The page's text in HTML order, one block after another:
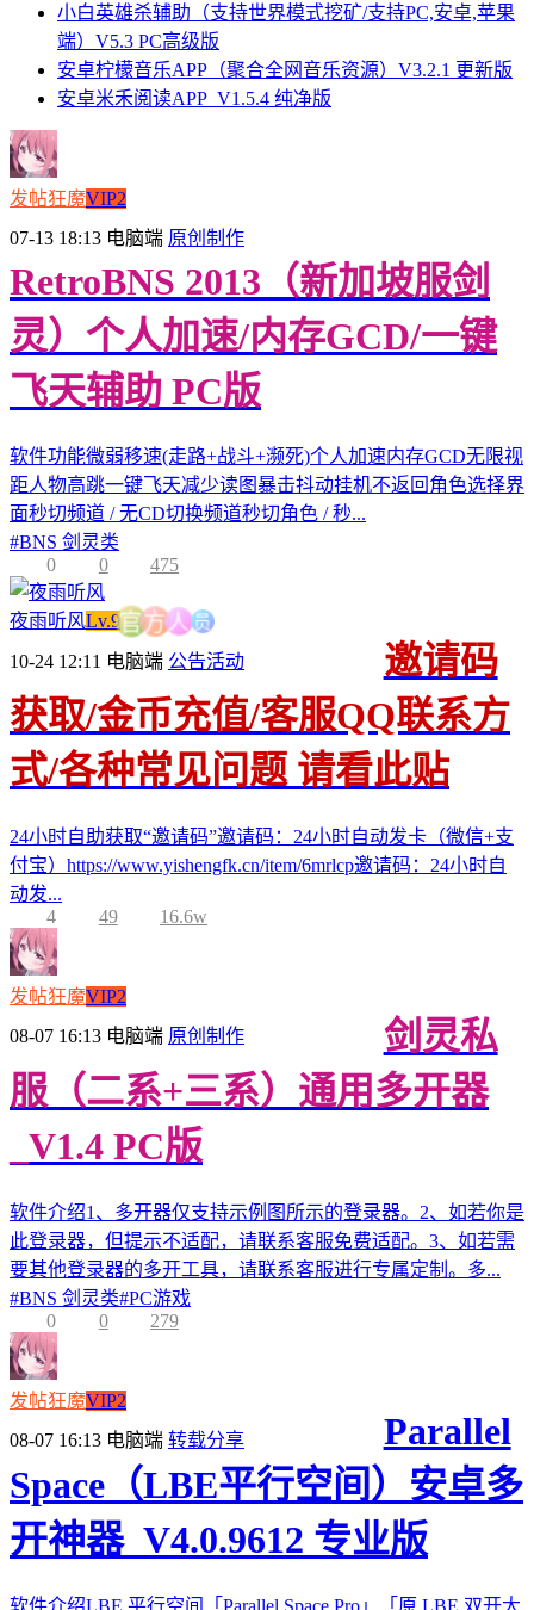
小白英雄杀辅助（支持世界模式挖矿/支持PC,安卓,苹果
端）V5.3 PC高级版
安卓柠檬音乐APP（聚合全网音乐资源）V3.2.1 更新版
安卓米禾阅读APP_V1.5.4 纯净版
发帖狂魔VIP2
07-13 18:13 电脑端 原创制作
RetroBNS 2013（新加坡服剑
灵）个人加速/内存GCD/一键
飞天辅助 PC版
软件功能微弱移速(走路+战斗+濒死)个人加速内存GCD无限视
距人物高跳一键飞天减少读图暴击抖动挂机不返回角色选择界
面秒切频道 / 无CD切换频道秒切角色 / 秒...
#BNS 剑灵类
0
0 475
夜雨听风Lv.9官 方 人员
10-24 12:11 电脑端 公告活动
邀请码
获取/金币充值/客服QQ联系方
式/各种常见问题 请看此贴
24小时自助获取“邀请码”邀请码：24小时自动发卡（微信+支
付宝）https://www.yishengfk.cn/item/6mrlcp邀请码：24小时自
动发...
4
49 16.6w
发帖狂魔VIP2
08-07 16:13 电脑端 原创制作
剑灵私
服（二系+三系）通用多开器
_V1.4 PC版
软件介绍1、多开器仅支持示例图所示的登录器。2、如若你是
此登录器，但提示不适配，请联系客服免费适配。3、如若需
要其他登录器的多开工具，请联系客服进行专属定制。多...
#BNS 剑灵类#PC游戏
0
0 279
发帖狂魔VIP2
08-07 16:13 电脑端 转载分享
Parallel
Space（LBE平行空间）安卓多
开神器_V4.0.9612 专业版
软件介绍LBE 平行空间「Parallel Space Pro」「原 LBE 双开大